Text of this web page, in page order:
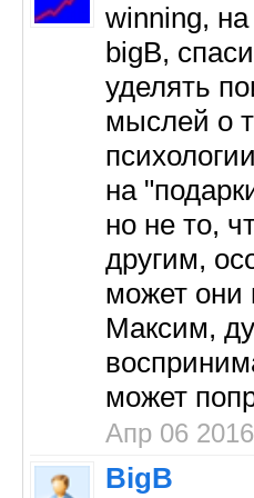
winning,
bigB,
уделять
мыслей о
на
но не то,
другим,
может они
Максим,
может
Апр 06
BigB